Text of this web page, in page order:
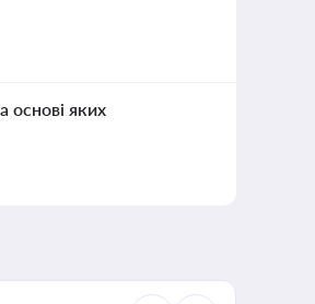
основі яких